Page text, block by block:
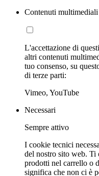
Contenuti multimediali
L'accettazione di
altri contenuti
tuo consenso, su
di terze parti:
Vimeo, YouTube
Necessari
Sempre attivo
I cookie tecnici
del nostro sito web. Ti
prodotti nel carrello o
significa che non ci è